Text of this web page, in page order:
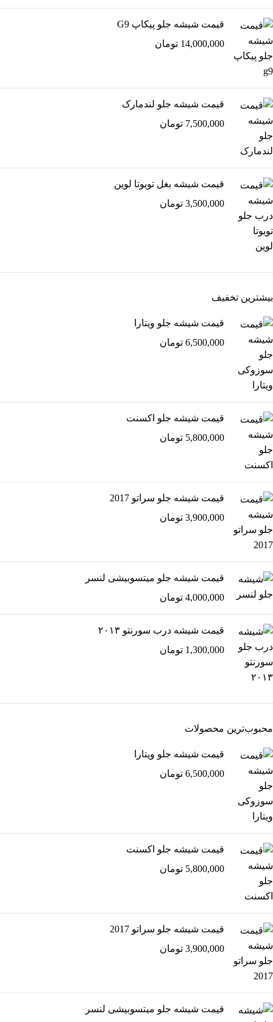
قیمت شیشه جلو پیکاپ G9
14,000,000 تومان
قیمت شیشه جلو لندمارک
7,500,000 تومان
قیمت شیشه بغل تویوتا لوین
3,500,000 تومان
بیشترین تخفیف
قیمت شیشه جلو ویتارا
6,500,000 تومان
قیمت شیشه جلو اکسنت
5,800,000 تومان
قیمت شیشه جلو سراتو 2017
3,900,000 تومان
قیمت شیشه جلو میتسوبیشی لنسر
4,000,000 تومان
قیمت شیشه درب سورنتو ۲۰۱۳
1,300,000 تومان
محبوب‌ترین محصولات
قیمت شیشه جلو ویتارا
6,500,000 تومان
قیمت شیشه جلو اکسنت
5,800,000 تومان
قیمت شیشه جلو سراتو 2017
3,900,000 تومان
قیمت شیشه جلو میتسوبیشی لنسر